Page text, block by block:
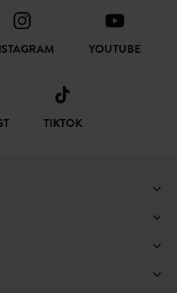
YOUTUBE
TIKTOK